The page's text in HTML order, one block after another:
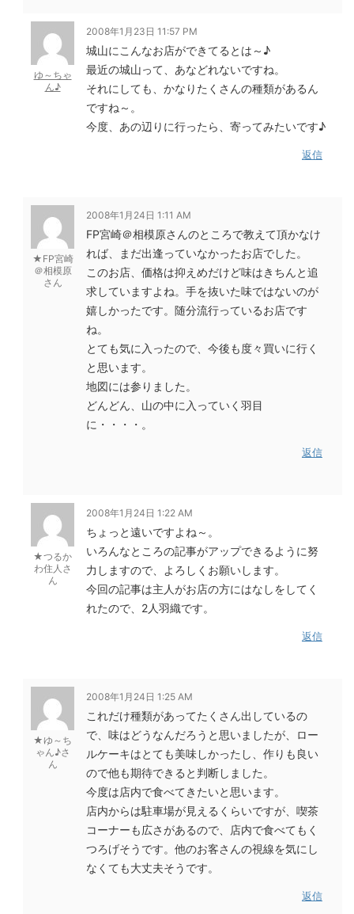
ゆ～ちゃ
ん♪
2008年1月23日 11:57 PM
城山にこんなお店ができてるとは～♪
最近の城山って、あなどれないですね。
それにしても、かなりたくさんの種類があるん
ですね～。
今度、あの辺りに行ったら、寄ってみたいです♪
返信
★FP宮崎
＠相模原
さん
2008年1月24日 1:11 AM
FP宮崎＠相模原さんのところで教えて頂かなけ
れば、まだ出逢っていなかったお店でした。
このお店、価格は抑えめだけど味はきちんと追
求していますよね。手を抜いた味ではないのが
嬉しかったです。随分流行っているお店です
ね。
とても気に入ったので、今後も度々買いに行く
と思います。
地図には参りました。
どんどん、山の中に入っていく羽目
に・・・・。
返信
★つるか
わ住人さ
ん
2008年1月24日 1:22 AM
ちょっと遠いですよね～。
いろんなところの記事がアップできるように努
力しますので、よろしくお願いします。
今回の記事は主人がお店の方にはなしをしてく
れたので、2人羽織です。
返信
★ゆ～ち
ゃん♪さ
ん
2008年1月24日 1:25 AM
これだけ種類があってたくさん出しているの
で、味はどうなんだろうと思いましたが、ロー
ルケーキはとても美味しかったし、作りも良い
ので他も期待できると判断しました。
今度は店内で食べてきたいと思います。
店内からは駐車場が見えるくらいですが、喫茶
コーナーも広さがあるので、店内で食べてもく
つろげそうです。他のお客さんの視線を気にし
なくても大丈夫そうです。
返信